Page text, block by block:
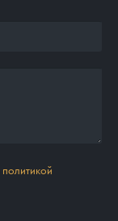
политикой